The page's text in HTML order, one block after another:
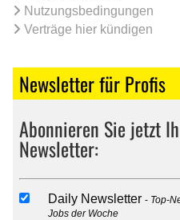
Nutzungsbedingungen
Verträge hier kündigen
Newsletter für Profis
Abonnieren Sie jetzt
Newsletter:
Daily Newsletter
Top-
Jobs der Woche